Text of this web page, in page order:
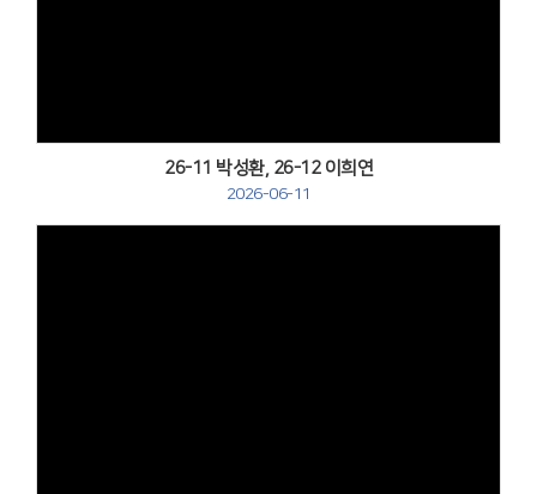
26-11 박성환, 26-12 이희연
2026-06-11